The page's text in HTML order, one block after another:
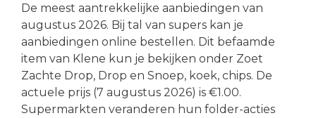
De meest aantrekkelijke aanbiedingen van
augustus 2026. Bij tal van supers kan je
aanbiedingen online bestellen. Dit befaamde
item van Klene kun je bekijken onder Zoet
Zachte Drop, Drop en Snoep, koek, chips. De
actuele prijs (7 augustus 2026) is €1.00.
Supermarkten veranderen hun folder-acties